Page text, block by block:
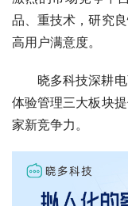
品、重技术，研究
高用户满意度。
晓多科技深耕
体验管理三大板块
家新竞争力。